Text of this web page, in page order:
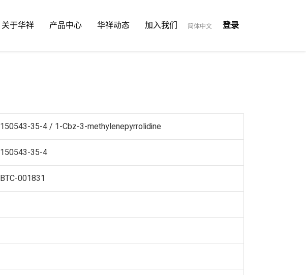
关于华祥 产品中心 华祥动态 加入我们 简体中文 登录
150543-35-4 / 1-Cbz-3-methylenepyrrolidine
150543-35-4
BTC-001831